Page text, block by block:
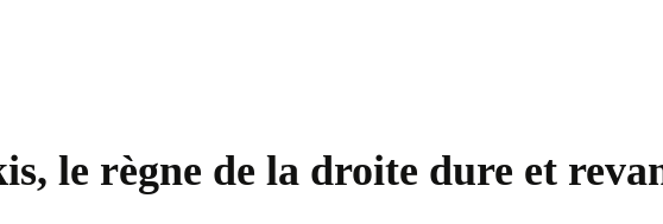
le règne de la droite dure et